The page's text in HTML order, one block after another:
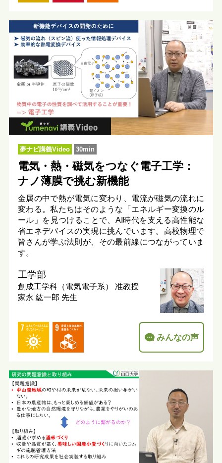
夢ナビ講義Video 30min
電気・熱・磁気をつなぐ電子工学：
ナノ薄膜で挑む新機能
金属の中で熱が電気に変わり、電流が磁気の流れに
変わる。私たちはそのような「エネルギー変換のル
ール」を見つけることで、AI時代を支える高性能な
省エネデバイスの実現に挑んでいます。高校物理で
皆さんが学ぶ法則が、その最前線につながっていま
す。
工学部
創成工学科（電気電子系） 准教授
家永 紘一郎 先生
みんなの声